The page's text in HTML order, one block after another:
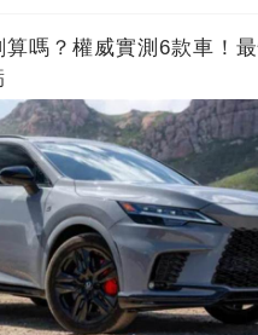
嗎？權威實測6款車！